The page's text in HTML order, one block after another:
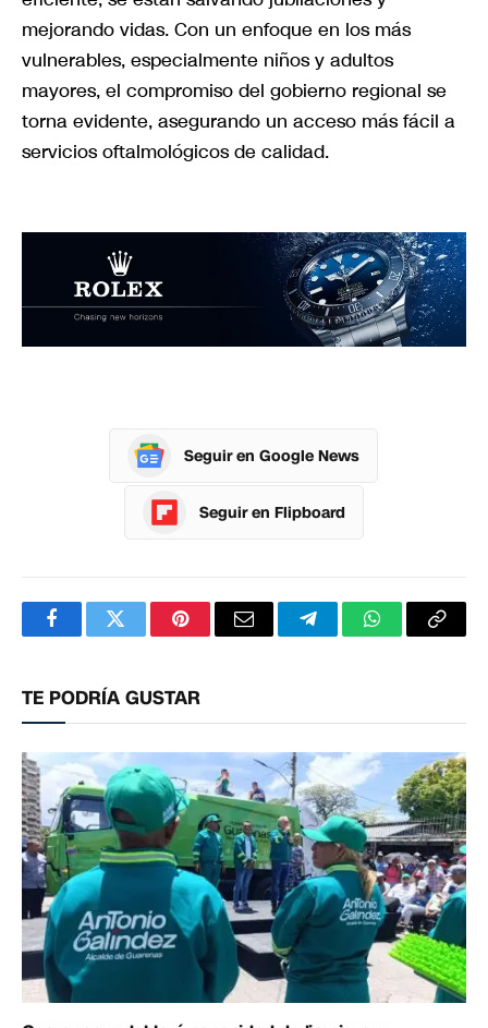
mejorando vidas. Con un enfoque en los más
vulnerables, especialmente niños y adultos
mayores, el compromiso del gobierno regional se
torna evidente, asegurando un acceso más fácil a
servicios oftalmológicos de calidad.
Seguir en Google News
Seguir en Flipboard
FacebookTwitterPinterestCorreoTelegramWhatsApp
TE PODRÍA GUSTAR